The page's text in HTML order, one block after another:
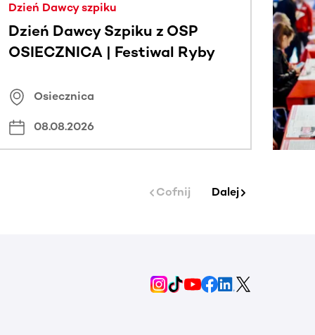
Dzień Dawcy szpiku
Dzień Dawcy Szpiku z OSP
OSIECZNICA | Festiwal Ryby
Osiecznica
08.08.2026
Cofnij Dalej